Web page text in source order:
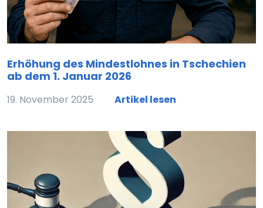
Erhöhung des Mindestlohnes in Tschechien
ab dem 1. Januar 2026
19. November 2025 Artikel lesen